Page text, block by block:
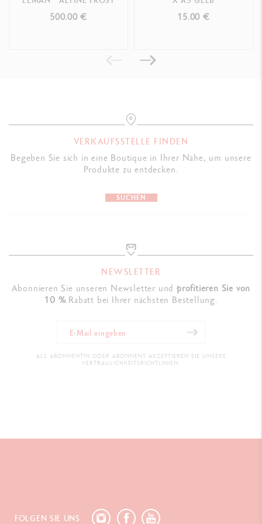
500.00 € 15.00 €
VERKAUFSSTELLE FINDEN
Begeben Sie sich in eine Boutique in Ihrer Nähe, um unsere
Produkte zu entdecken.
SUCHEN
NEWSLETTER
Abonnieren Sie unseren Newsletter undprofitieren Sie von
10 %Rabatt bei Ihrer nächsten Bestellung.
ALS ABONNENTIN ODER ABONNENT AKZEPTIEREN SIE UNSERE
VERTRAULICHKEITSRICHTLINIEN.
FOLGEN SIE UNS